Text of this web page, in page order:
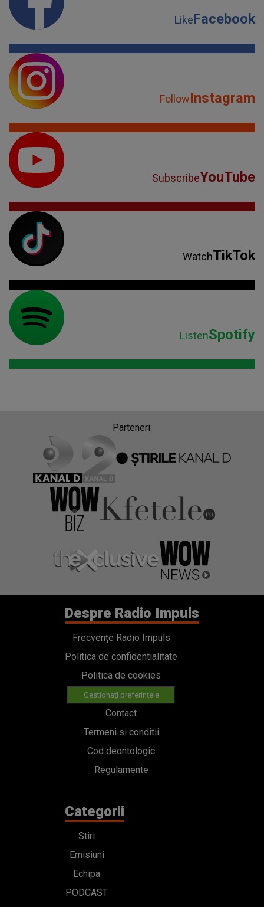
LikeFacebook
FollowInstagram
SubscribeYouTube
WatchTikTok
ListenSpotify
Parteneri:
Despre Radio Impuls
Frecvențe Radio Impuls
Politica de confidentialitate
Politica de cookies
Gestionați preferințele
Contact
Termeni si conditii
Cod deontologic
Regulamente
Categorii
Stiri
Emisiuni
Echipa
PODCAST